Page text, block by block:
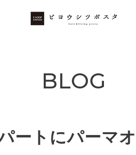
BLOG
ートにパーマ